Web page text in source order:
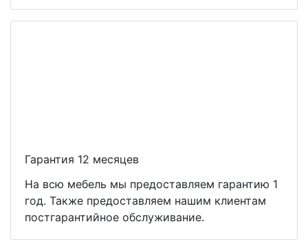
Гарантия 12 месяцев
На всю мебель мы предоставляем гарантию 1
год. Также предоставляем нашим клиентам
постгарантийное обслуживание.